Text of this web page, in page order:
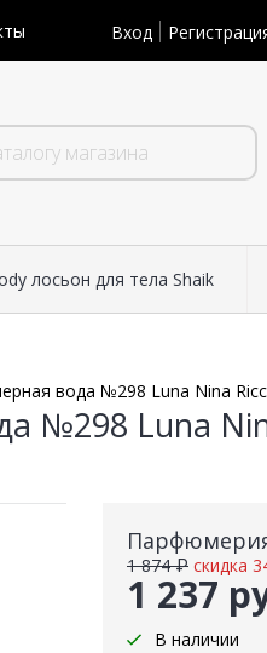
Вход
лосьон для тела Shaik
вода №298 Luna Nina
№298 Luna
1 237
1 874 ₽ скидка
В наличии